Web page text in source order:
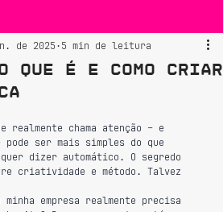
Que É e Como Criar
de 2025 5 min de leitura
realmente chama atenção – e
ser mais simples do que
dizer automático. O segredo
criatividade e método. Talvez
empresa realmente precisa